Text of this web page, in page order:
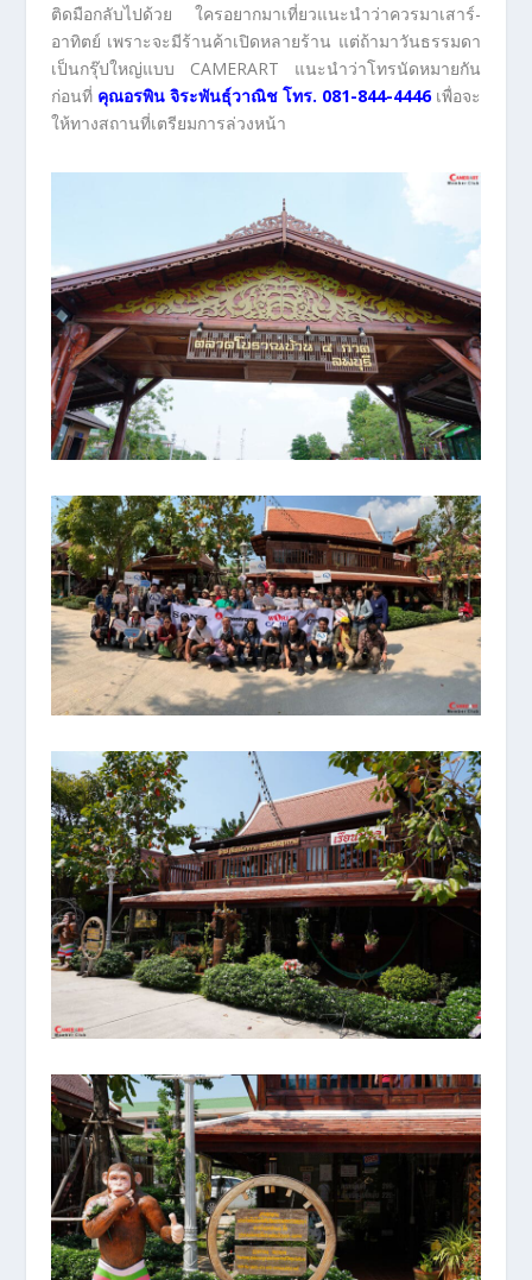
ติดมือกลับไปด้วย ใครอยากมาเที่ยวแนะนำว่าควรมาเสาร์-
อาทิตย์ เพราะจะมีร้านค้าเปิดหลายร้าน แต่ถ้ามาวันธรรมดา
เป็นกรุ๊ปใหญ่แบบ CAMERART แนะนำว่าโทรนัดหมายกัน
ก่อนที่ คุณอรพิน จิระพันธุ์วาณิช โทร. 081-844-4446เพื่อจะ
ให้ทางสถานที่เตรียมการล่วงหน้า